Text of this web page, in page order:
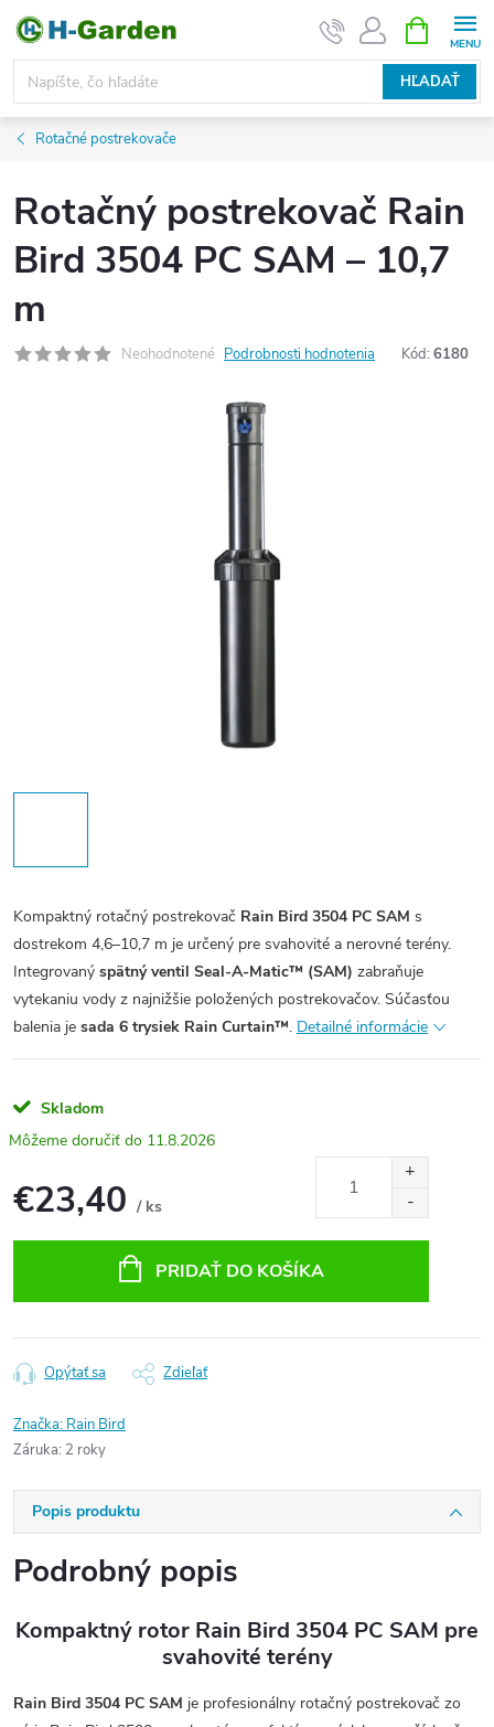
Prejsť
obsah
HĽADAŤ
KOŠÍK
Rotačné postrekovače
Rotačný postrekovač Rain
Bird 3504 PC SAM – 10,7
m
Neohodnotené Podrobnosti hodnotenia Kód: 6180
Kompaktný rotačný postrekovač Rain Bird 3504 PC SAM s
dostrekom 4,6–10,7 m je určený pre svahovité a nerovné terény.
Integrovaný spätný ventil Seal-A-Matic™ (SAM) zabraňuje
vytekaniu vody z najnižšie položených postrekovačov. Súčasťou
balenia je sada 6 trysiek Rain Curtain™. Detailné informácie
Skladom
11.8.2026
€23,40 / ks
PRIDAŤ DO KOŠÍKA
Opýtať sa Zdieľať
Značka: Rain Bird
Záruka: 2 roky
Popis produktu
Podrobný popis
Kompaktný rotor Rain Bird 3504 PC SAM pre
svahovité terény
Rain Bird 3504 PC SAM je profesionálny rotačný postrekovač zo